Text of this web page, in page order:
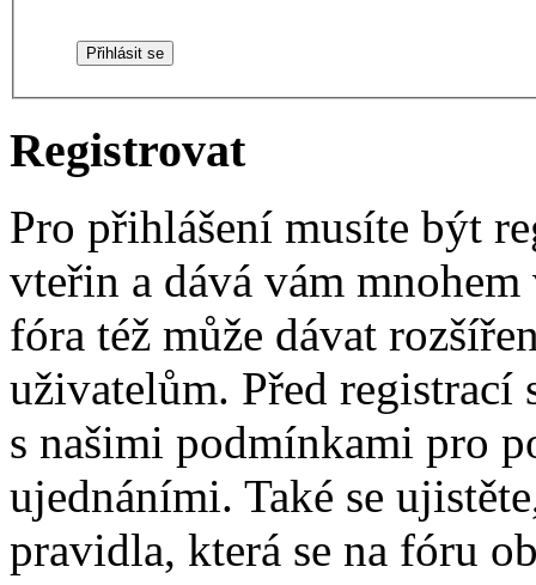
Registrovat
Pro přihlášení musíte být
vteřin a dává vám
fóra též může dávat
uživatelům. Před registrací
s našimi podmínkami pro
ujednáními. Také se
pravidla, která se na fóru